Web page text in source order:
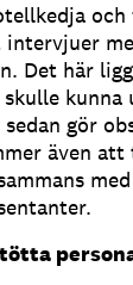
och
Det här
kunna
gör
även att